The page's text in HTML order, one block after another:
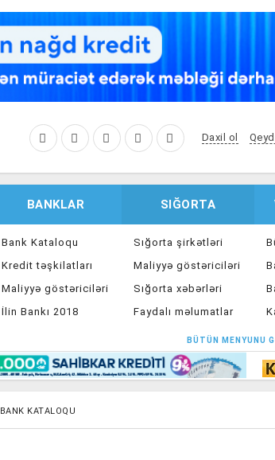
Daxil ol
BANKLAR
Bank Kataloqu
Kredit təşkilatları
Maliyyə göstəriciləri
İlin Bankı 2018
SIĞORTA
Sığorta şirkətləri
Maliyyə göstəriciləri
Sığorta xəbərləri
Faydalı məlumatlar
Sığorta kalkulyatoru
BÜTÜN MENYUNU
BANK KATALOQU